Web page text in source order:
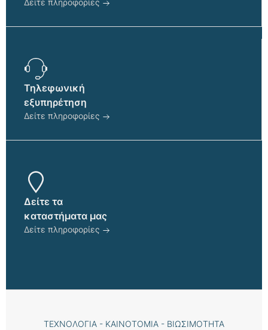
Δείτε πληροφορίες
Τηλεφωνική
εξυπηρέτηση
Δείτε πληροφορίες
Δείτε τα
καταστήματα μας
Δείτε πληροφορίες
ΤΕΧΝΟΛΟΓΙΑ - ΚΑΙΝΟΤΟΜΙΑ - ΒΙΩΣΙΜΟΤΗΤΑ